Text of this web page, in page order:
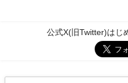
公式X(旧Twitter)は